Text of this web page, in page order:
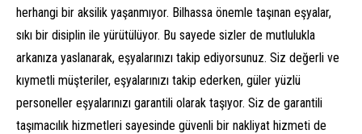
herhangi bir aksilik yaşanmıyor. Bilhassa önemle taşınan eşyalar,
sıkı bir disiplin ile yürütülüyor. Bu sayede sizler de mutlulukla
arkanıza yaslanarak, eşyalarınızı takip ediyorsunuz. Siz değerli ve
kıymetli müşteriler, eşyalarınızı takip ederken, güler yüzlü
personeller eşyalarınızı garantili olarak taşıyor. Siz de garantili
taşımacılık hizmetleri sayesinde güvenli bir nakliyat hizmeti de